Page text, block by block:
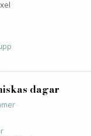
dagar